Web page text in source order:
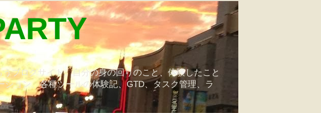
ブログサイト。自分の身の回りのこと、体験したこと
ョン、各種ツールの体験記、GTD、タスク管理、ラ